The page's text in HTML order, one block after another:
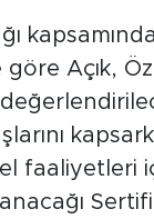
Açık,
faaliyetleri